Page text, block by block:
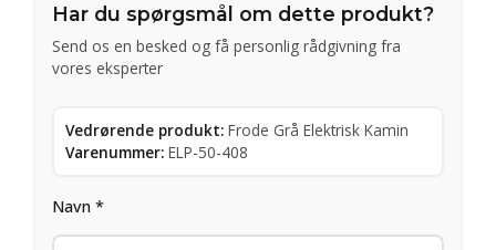
Har du spørgsmål om dette produkt?
Send os en besked og få personlig rådgivning fra
vores eksperter
Vedrørende produkt: Frode Grå Elektrisk Kamin
Varenummer: ELP-50-408
Navn *